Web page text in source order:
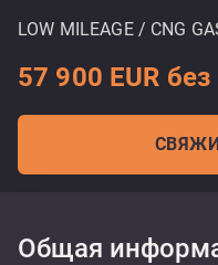
LOW MILEAGE / CNG
57 900 EUR
Общая